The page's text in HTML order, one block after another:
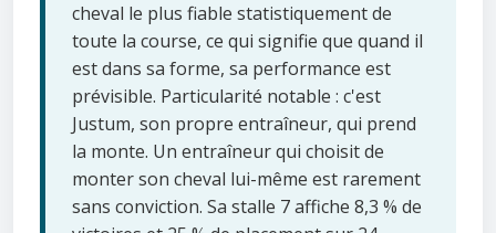
cheval le plus fiable statistiquement de
toute la course, ce qui signifie que quand il
est dans sa forme, sa performance est
prévisible. Particularité notable : c'est
Justum, son propre entraîneur, qui prend
la monte. Un entraîneur qui choisit de
monter son cheval lui-même est rarement
sans conviction. Sa stalle 7 affiche 8,3 % de